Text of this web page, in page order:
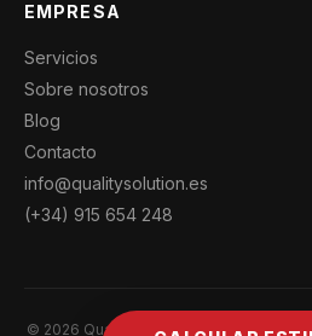
EMPRESA
Servicios
Sobre nosotros
Blog
Contacto
info@qualitysolution.es
(+34) 915 654 248
© 2026 Quality Solution Consulting ·